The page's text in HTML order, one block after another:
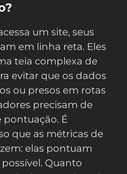
um site, seus
em linha reta. Eles
teia complexa de
evitar que os dados
ou presos em rotas
precisam de
pontuação. É
que as métricas de
elas pontuam
Quanto